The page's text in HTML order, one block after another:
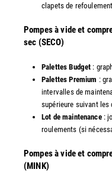
clapets de
​Pompes à vide et
sec (SECO)
Palettes Budget :
Palettes Premium :
intervalles de
supérieure suivant
Lot de maintenance:
roulements (si
Pompes à vide et
(MINK)